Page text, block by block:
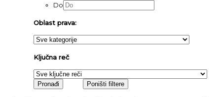
Do
Oblast prava:
Ključna reč